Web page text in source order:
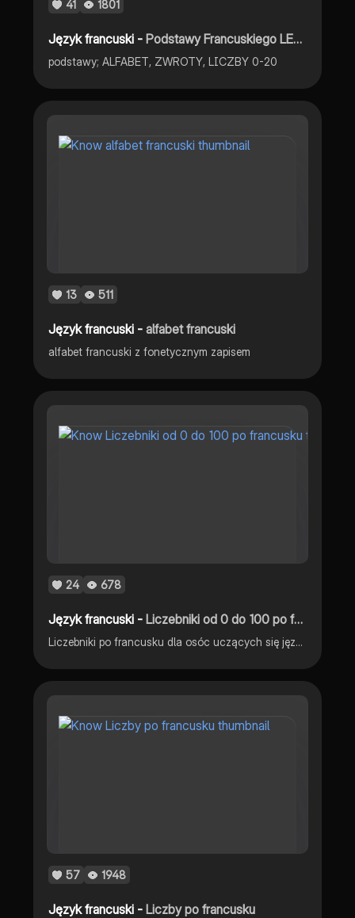
41 1801
Język francuski -Podstawy Francuskiego LEKCJA 1
podstawy; ALFABET, ZWROTY, LICZBY 0-20
13 511
Język francuski -alfabet francuski
alfabet francuski z fonetycznym zapisem
24 678
Język francuski -Liczebniki od 0 do 100 po francusku
Liczebniki po francusku dla osóc uczących się języka !!!
57 1948
Język francuski -Liczby po francusku